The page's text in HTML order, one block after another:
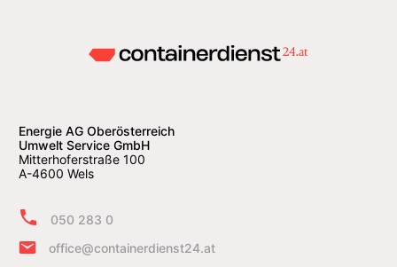
Energie AG Oberösterreich
Umwelt Service GmbH
Mitterhoferstraße 100
A-4600 Wels
050 283 0
office@containerdienst24.at